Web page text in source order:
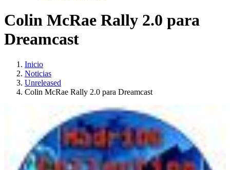
Colin McRae Rally 2.0 para
Dreamcast
Inicio
Noticias
Unreleased
Colin McRae Rally 2.0 para Dreamcast